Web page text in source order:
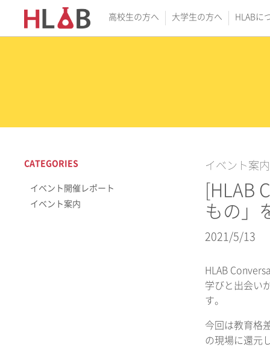
高校生の方へ 大学生の方へ HLABに
イベント案内
[HLAB
もの」
2021/5/13
HLAB
学びと出会い
す。
今回は教育格
の現場に還元
CATEGORIES
イベント開催レポート
イベント案内